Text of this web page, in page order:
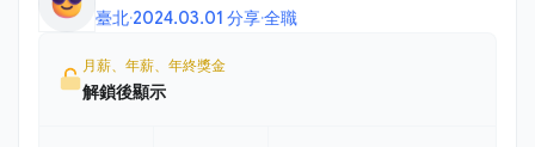
臺北·2024.03.01 分享·全職
月薪、年薪、年終獎金
解鎖後顯示